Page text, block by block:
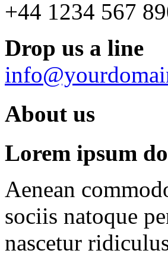
+44 1234 567
Drop us a line
About us
Lorem ipsum
Aenean
sociis natoque
nascetur